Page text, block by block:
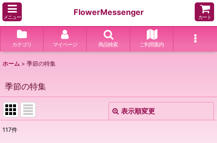
メニュー
FlowerMessenger
カート
カテゴリ マイページ 商品検索 ご利用案内
ホーム > 季節の特集
季節の特集
表示順変更
117件